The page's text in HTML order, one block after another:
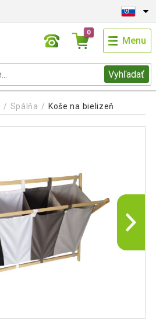
Vyhľadať
0
Menu
Spálňa Koše na bielizeň